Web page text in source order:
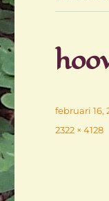
Geplaatst
op
februari 16,
Volledige
2322 × 4128